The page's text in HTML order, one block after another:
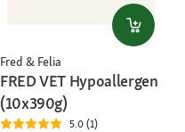
Fred & Felia
FRED VET Hypoallergen
(10x390g)
5.0 (1)